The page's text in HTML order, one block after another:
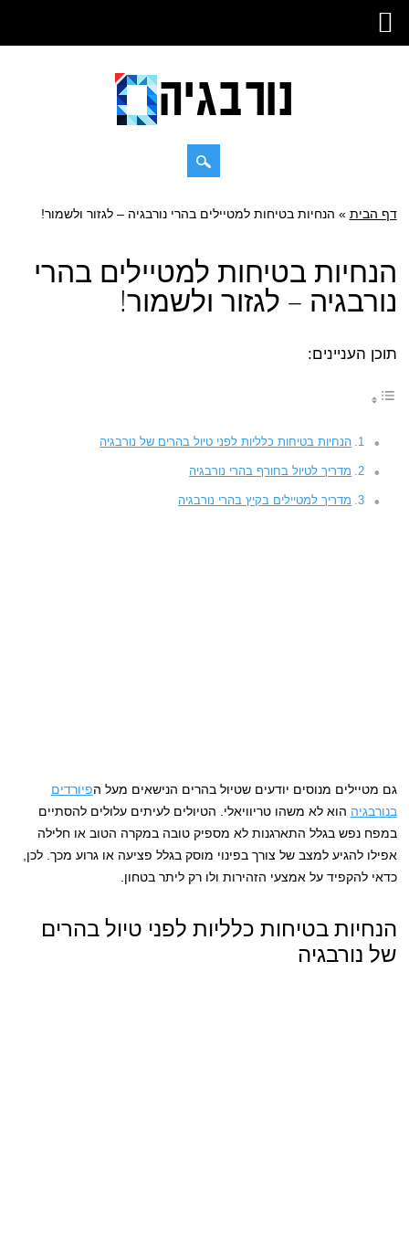
Main menu
Skip
דף הבית » הנחיות בטיחות למטיילים בהרי נורבגיה – לגזור ולשמור!
הנחיות בטיחות למטיילים בהרי
נורבגיה – לגזור ולשמור!
תוכן העניינים:
הנחיות בטיחות כלליות לפני טיול בהרים של נורבגיה
מדריך לטיול בחורף בהרי נורבגיה
מדריך למטיילים בקיץ בהרי נורבגיה
גם מטיילים מנוסים יודעים שטיול בהרים הנישאים מעל הפיורדים
בנורבגיה הוא לא משהו טריוויאלי. הטיולים לעיתים עלולים להסתיים
במפח נפש בגלל התארגנות לא מספיק טובה במקרה הטוב או חלילה
אפילו להגיע למצב של צורך בפינוי מוסק בגלל פציעה או גרוע מכך. לכן,
כדאי להקפיד על אמצעי הזהירות ולו רק ליתר בטחון.
הנחיות בטיחות כלליות לפני טיול בהרים
של נורבגיה